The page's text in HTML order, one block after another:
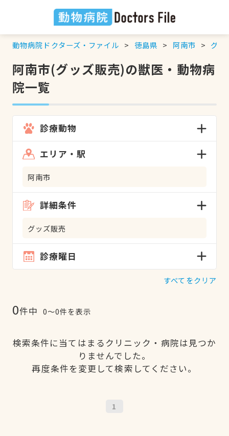
動物病院ドクターズ・ファイル 徳島県 阿南市 グッ
阿南市(グッズ販売)の獣医・動物病
院一覧
診療動物
エリア・駅
阿南市
詳細条件
グッズ販売
診療曜日
すべてをクリア
0件中 0〜0件を表示
検索条件に当てはまるクリニック・病院は見つか
りませんでした。
再度条件を変更して検索してください。
1